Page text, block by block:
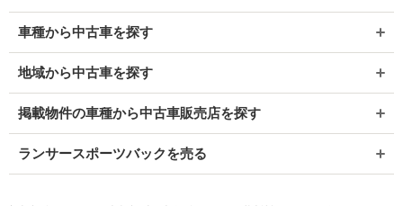
車種から中古車を探す
地域から中古車を探す
掲載物件の車種から中古車販売店を探す
ランサースポーツバックを売る